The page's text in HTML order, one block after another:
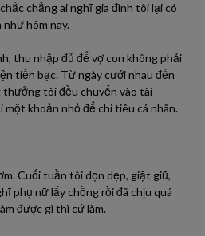
chẳng ai nghĩ gia đình tôi lại có
hôm nay.
thu nhập đủ để vợ con không phải
tiền bạc. Từ ngày cưới nhau đến
tôi đều chuyển vào tài
một khoản nhỏ để chi tiêu cá nhân.
Cuối tuần tôi dọn dẹp, giặt giũ,
phụ nữ lấy chồng rồi đã chịu quá
được gì thì cứ làm.